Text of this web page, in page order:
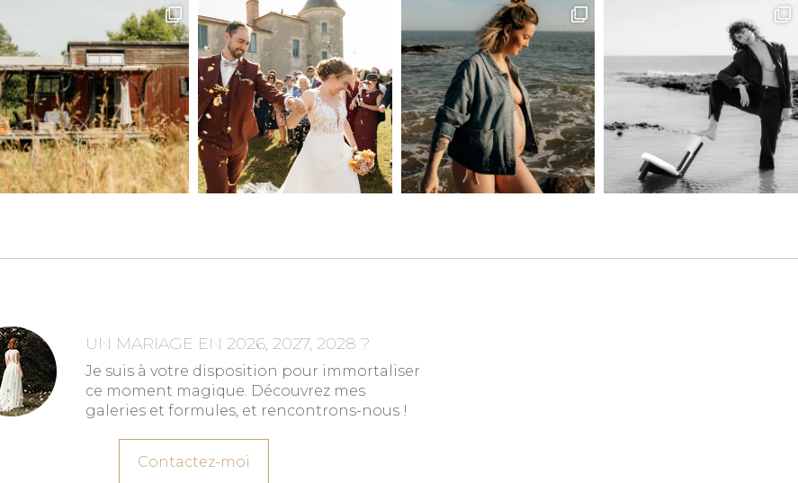
UN MARIAGE EN 2026, 2027, 2028 ?
Je suis à votre disposition pour immortaliser
ce moment magique. Découvrez mes
galeries et formules, et rencontrons-nous !
Contactez-moi